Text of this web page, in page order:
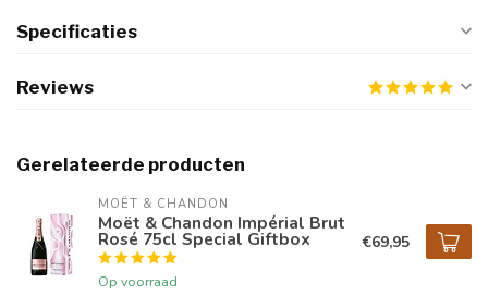
Specificaties
Reviews
Gerelateerde producten
MOËT & CHANDON
Moët & Chandon Impérial Brut
Rosé 75cl Special Giftbox
Op voorraad
€69,95